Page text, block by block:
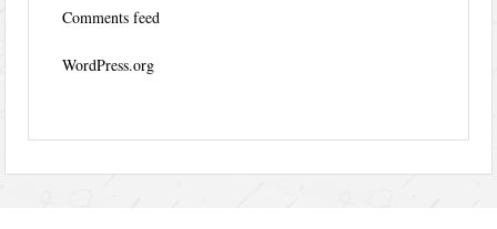
Comments feed
WordPress.org